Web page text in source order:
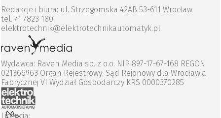
Redakcje i biura: ul. Strzegomska 42AB 53-611 Wrocław
tel. 71 7823 180
elektrotechnik@elektrotechnikautomatyk.pl
Wydawca: Raven Media sp. z o.o. NIP 897-17-67-168 REGON
021366963 Organ Rejestrowy: Sąd Rejonowy dla Wrocławia
Fabrycznej VI Wydział Gospodarczy KRS 0000370285
Licencja: